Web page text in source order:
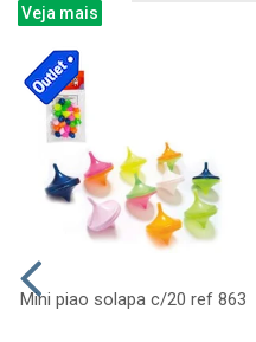
Veja mais
Mini piao solapa c/20 ref 863